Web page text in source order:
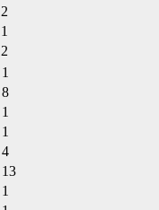
2
1
2
1
8
1
1
4
13
1